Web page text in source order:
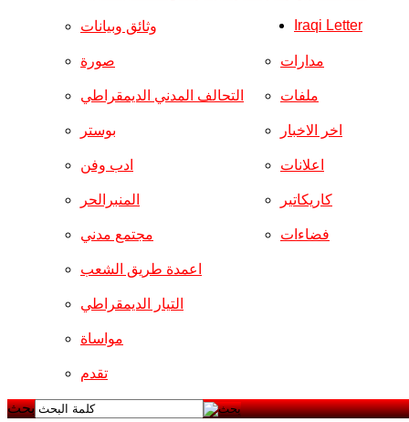
وثائق وبيانات
صورة
التحالف المدني الديمقراطي
بوستر
ادب وفن
المنبرالحر
مجتمع مدني
مدارات
ملفات
اخر الاخبار
اعلانات
كاريكاتير
فضاءات
اعمدة طريق الشعب
التيار الديمقراطي
مواساة
تقدم
Iraqi Letter
بحث